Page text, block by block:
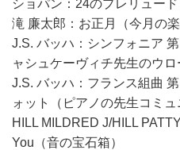
ショパン：24のプレリュー
滝 廉太郎：お正月（今月の
J.S. バッハ：シンフォニア
ャシュケーヴィチ先生のウロ
J.S. バッハ：フランス組曲
ォット（ピアノの先生コミュ
HILL MILDRED J/HILL
You（音の宝石箱）